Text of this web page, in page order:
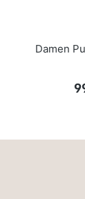
Damen